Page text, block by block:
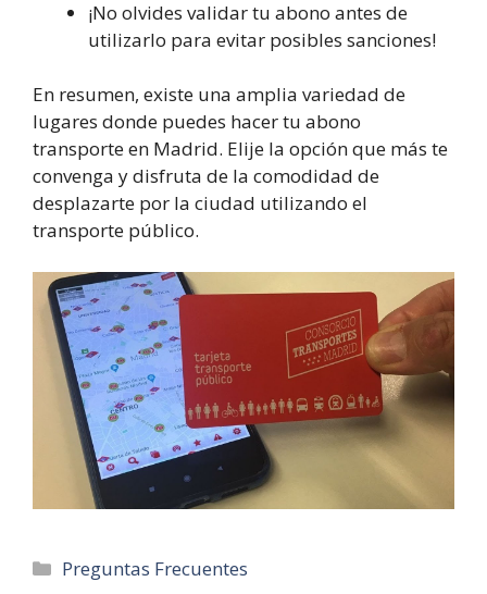
¡No olvides validar tu abono antes de
utilizarlo para evitar posibles sanciones!
En resumen, existe una amplia variedad de
lugares donde puedes hacer tu abono
transporte en Madrid. Elije la opción que más te
convenga y disfruta de la comodidad de
desplazarte por la ciudad utilizando el
transporte público.
Categorías
Preguntas Frecuentes